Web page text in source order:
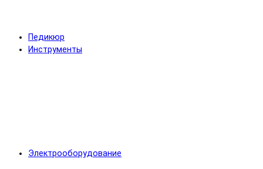
Педикюр
Инструменты
Электрооборудование